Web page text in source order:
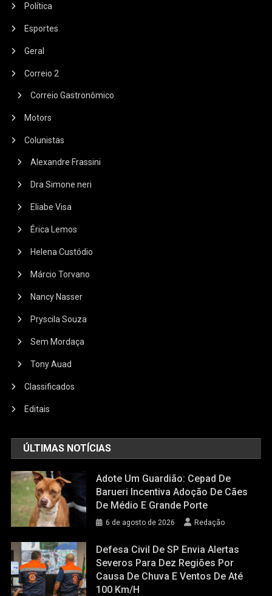
Política
Esportes
Geral
Correio 2
Correio Gastronômico
Motors
Colunistas
Alexandre Frassini
Dra Simone neri
Eliabe Visa
Érica Lemos
Helena Custódio
Márcio Torvano
Nancy Nasser
Pryscila Souza
Sem Mordaça
Tony Auad
Classificados
Editais
ÚLTIMAS NOTÍCIAS
Adote Um Guardião: Cepad De
Barueri Incentiva Adoção De Cães
De Médio E Grande Porte
6 de agosto de 2026 Redação
Defesa Civil De SP Envia Alertas
Severos Para Dez Regiões Por
Causa De Chuva E Ventos De Até
100 Km/h